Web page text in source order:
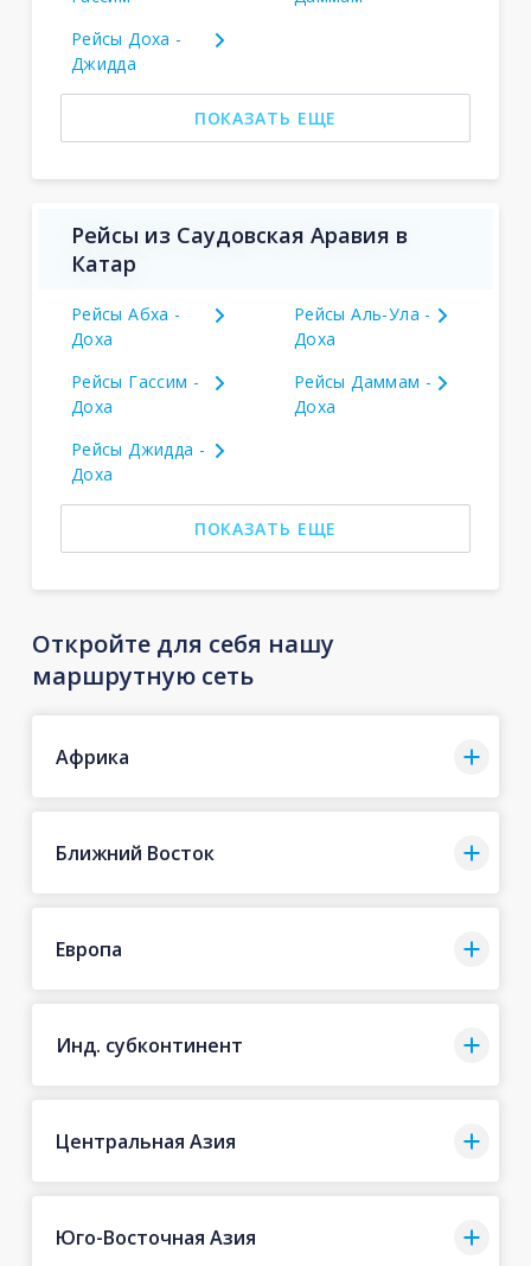
Рейсы Доха -
Джидда
ПОКАЗАТЬ ЕЩЕ
Рейсы из Саудовская Аравия в
Катар
Рейсы Абха -
Доха
Рейсы Аль-Ула -
Доха
Рейсы Гассим -
Доха
Рейсы Даммам -
Доха
Рейсы Джидда -
Доха
ПОКАЗАТЬ ЕЩЕ
Откройте для себя нашу
маршрутную сеть
Африка
Ближний Восток
Европа
Инд. субконтинент
Центральная Азия
Юго-Восточная Азия